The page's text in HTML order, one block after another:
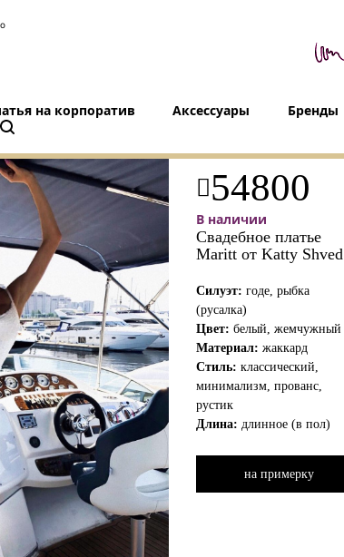
на корпоратив Аксессуары Бренды
54800
В наличии
Свадебное платье
Maritt от Katty Shved
Силуэт:годе, рыбка
(русалка)
Цвет:белый, жемчужный
Материал:жаккард
Стиль:классический,
минимализм, прованс,
рустик
Длина:длинное (в пол)
на примерку